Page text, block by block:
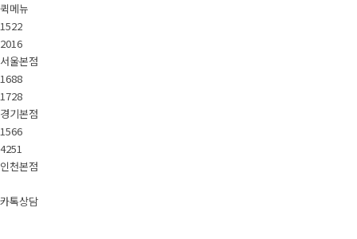
퀵메뉴
1522
2016
서울본점
1688
1728
경기본점
1566
4251
인천본점
카톡상담